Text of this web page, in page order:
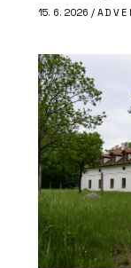
15. 6. 2026 /